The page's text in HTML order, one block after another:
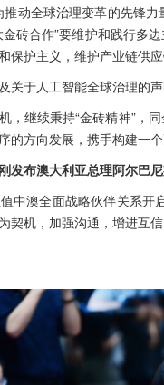
动全球治理变革的先锋
砖合作”要维护和践行多
保护主义，维护产业链供
关于人工智能全球治理的
，继续秉持“金砖精神”，
的方向发展，携手构建一
发布澳大利亚总理阿尔
中澳全面战略伙伴关系
契机，加强沟通，增进互